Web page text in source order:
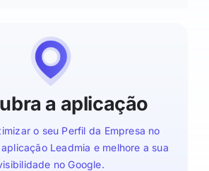
a aplicação
o seu Perfil da Empresa no
Leadmia e melhore a sua
no Google.